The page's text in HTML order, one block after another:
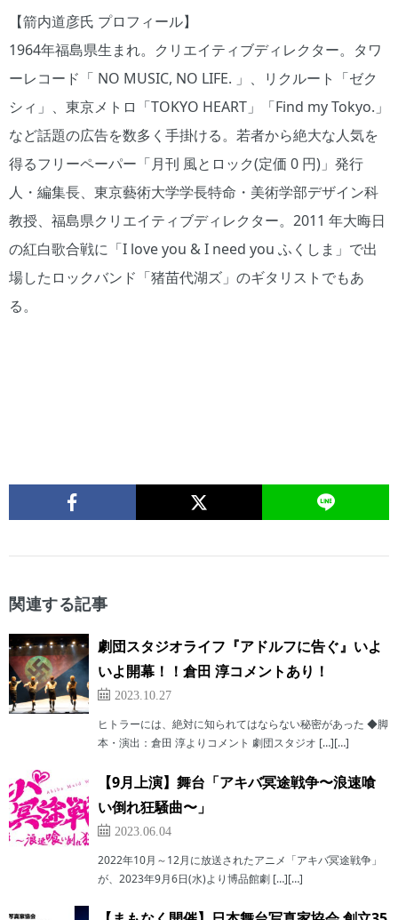
【箭内道彦氏 プロフィール】
1964年福島県生まれ。クリエイティブディレクター。タワ
ーレコード「 NO MUSIC, NO LIFE. 」、リクルート「ゼク
シィ」、東京メトロ「TOKYO HEART」「Find my Tokyo.」
など話題の広告を数多く手掛ける。若者から絶大な人気を
得るフリーペーパー「月刊 風とロック(定価 0 円)」発行
人・編集長、東京藝術大学学長特命・美術学部デザイン科
教授、福島県クリエイティブディレクター。2011 年大晦日
の紅白歌合戦に「I love you & I need you ふくしま」で出
場したロックバンド「猪苗代湖ズ」のギタリストでもあ
る。
関連する記事
劇団スタジオライフ『アドルフに告ぐ』いよ
いよ開幕！！倉田 淳コメントあり！
2023.10.27
ヒトラーには、絶対に知られてはならない秘密があった ◆脚
本・演出：倉田 淳よりコメント 劇団スタジオ […][…]
【9月上演】舞台「アキバ冥途戦争〜浪速喰
い倒れ狂騒曲〜」
2023.06.04
2022年10月～12月に放送されたアニメ「アキバ冥途戦争」
が、2023年9月6日(水)より博品館劇 […][…]